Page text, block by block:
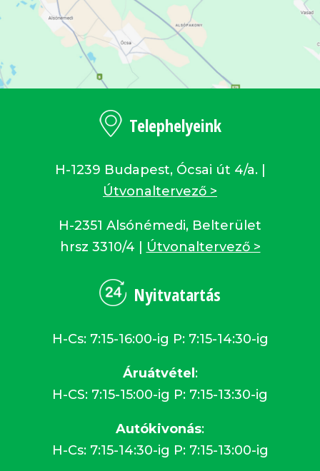
Telephelyeink
H-1239 Budapest, Ócsai út 4/a. |
Útvonaltervező >
H-2351 Alsónémedi, Belterület
hrsz 3310/4 |
Útvonaltervező >
Nyitvatartás
H-Cs: 7:15-16:00-ig P: 7:15-14:30-ig
Áruátvétel :
H-CS: 7:15-15:00-ig P: 7:15-13:30-ig
Autókivonás:
H-Cs: 7:15-14:30-ig P: 7:15-13:00-ig